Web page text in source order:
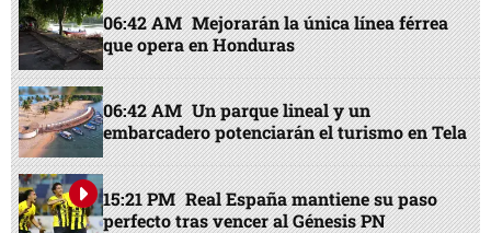
06:42 AM Mejorarán la única línea férrea
que opera en Honduras
06:42 AM Un parque lineal y un
embarcadero potenciarán el turismo en Tela
15:21 PM Real España mantiene su paso
perfecto tras vencer al Génesis PN